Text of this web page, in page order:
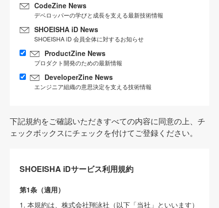
CodeZine News
デベロッパーの学びと成長を支える最新技術情報
SHOEISHA iD News
SHOEISHA iD 会員全体に対するお知らせ
ProductZine News
プロダクト開発のための最新情報
DeveloperZine News
エンジニア組織の意思決定を支える技術情報
下記規約をご確認いただきすべての内容に同意の上、チ
ェックボックスにチェックを付けてご登録ください。
SHOEISHA iDサービス利用規約
第1条（適用）
1. 本規約は、株式会社翔泳社（以下「当社」といいます）